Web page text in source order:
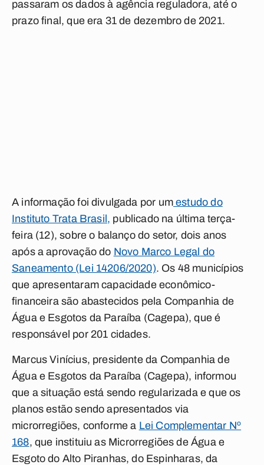
passaram os dados à agência reguladora, até o
prazo final, que era 31 de dezembro de 2021.
A informação foi divulgada por umestudo do
Instituto Trata Brasil , publicado na última terça-
feira (12), sobre o balanço do setor, dois anos
após a aprovação do Novo Marco Legal do
Saneamento (Lei 14206/2020). Os 48 municípios
que apresentaram capacidade econômico-
financeira são abastecidos pela Companhia de
Água e Esgotos da Paraíba (Cagepa), que é
responsável por 201 cidades.
Marcus Vinícius, presidente da Companhia de
Água e Esgotos da Paraíba (Cagepa), informou
que a situação está sendo regularizada e que os
planos estão sendo apresentados via
microrregiões, conforme a Lei Complementar Nº
168, que instituiu as Microrregiões de Água e
Esgoto do Alto Piranhas, do Espinharas, da